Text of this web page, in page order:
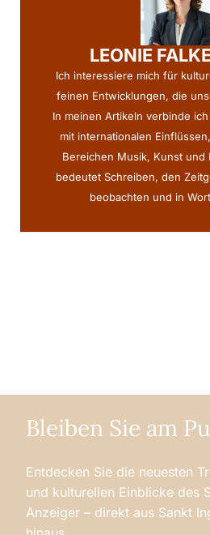
LEONIE
Ich interessiere mich für
feinen Entwicklungen, die
In meinen Artikeln verbinde
mit internationalen
Bereichen Musik, Kunst und
bedeutet Schreiben, den
beobachten und in
Bleiben Sie am
Entdecken Sie die neuesten
und kulturellen Einblicke des
Anzeiger – direkt aus Sankt